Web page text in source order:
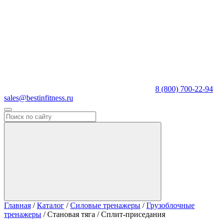
8 (800) 700-22-94
sales@bestinfitness.ru
Главная / Каталог / Силовые тренажеры / Грузоблочные
тренажеры / Становая тяга / Сплит-приседания